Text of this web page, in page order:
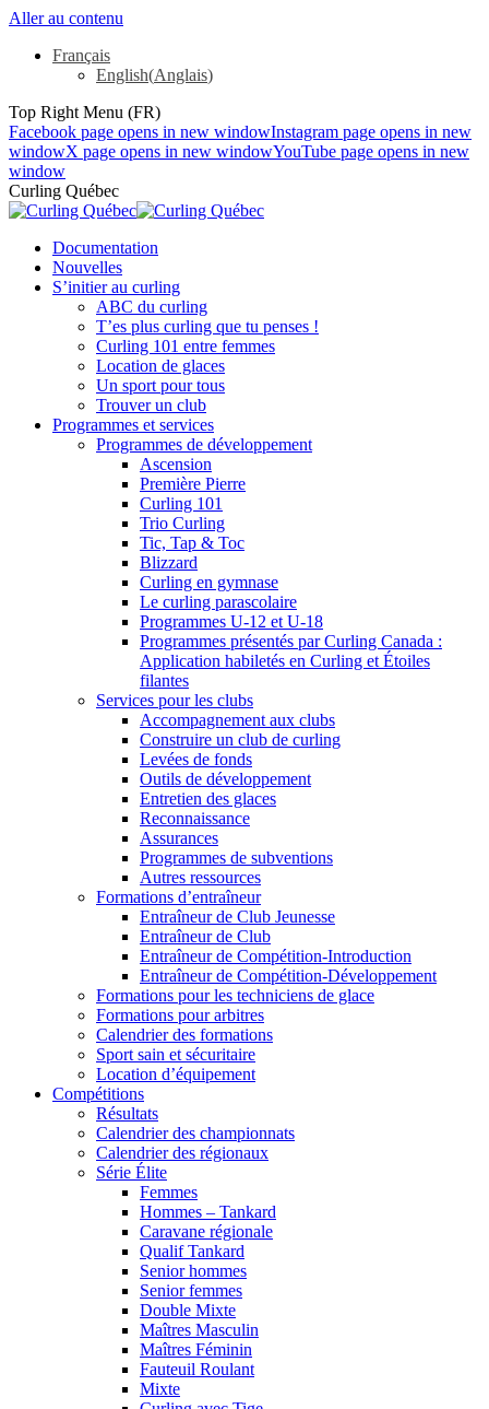
Aller au contenu
Français
English(Anglais)
Top Right Menu (FR)
Facebook page opens in new windowInstagram page opens in new
windowX page opens in new windowYouTube page opens in new
window
Curling Québec
Documentation
Nouvelles
S’initier au curling
ABC du curling
T’es plus curling que tu penses !
Curling 101 entre femmes
Location de glaces
Un sport pour tous
Trouver un club
Programmes et services
Programmes de développement
Ascension
Première Pierre
Curling 101
Trio Curling
Tic, Tap & Toc
Blizzard
Curling en gymnase
Le curling parascolaire
Programmes U-12 et U-18
Programmes présentés par Curling Canada :
Application habiletés en Curling et Étoiles
filantes
Services pour les clubs
Accompagnement aux clubs
Construire un club de curling
Levées de fonds
Outils de développement
Entretien des glaces
Reconnaissance
Assurances
Programmes de subventions
Autres ressources
Formations d’entraîneur
Entraîneur de Club Jeunesse
Entraîneur de Club
Entraîneur de Compétition-Introduction
Entraîneur de Compétition-Développement
Formations pour les techniciens de glace
Formations pour arbitres
Calendrier des formations
Sport sain et sécuritaire
Location d’équipement
Compétitions
Résultats
Calendrier des championnats
Calendrier des régionaux
Série Élite
Femmes
Hommes – Tankard
Caravane régionale
Qualif Tankard
Senior hommes
Senior femmes
Double Mixte
Maîtres Masculin
Maîtres Féminin
Fauteuil Roulant
Mixte